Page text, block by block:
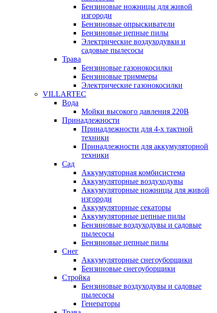
Бензиновые ножницы для живой
изгороди
Бензиновые опрыскиватели
Бензиновые цепные пилы
Электрические воздуходувки и
садовые пылесосы
Трава
Бензиновые газонокосилки
Бензиновые триммеры
Электрические газонокосилки
VILLARTEC
Вода
Мойки высокого давления 220В
Принадлежности
Принадлежности для 4-х тактной
техники
Принадлежности для аккумуляторной
техники
Сад
Аккумуляторная комбисистема
Аккумуляторные воздуходувы
Аккумуляторные ножницы для живой
изгороди
Аккумуляторные секаторы
Аккумуляторные цепные пилы
Бензиновые воздуходувы и садовые
пылесосы
Бензиновые цепные пилы
Снег
Аккумуляторные снегоуборщики
Бензиновые снегоуборщики
Стройка
Бензиновые воздуходувы и садовые
пылесосы
Генераторы